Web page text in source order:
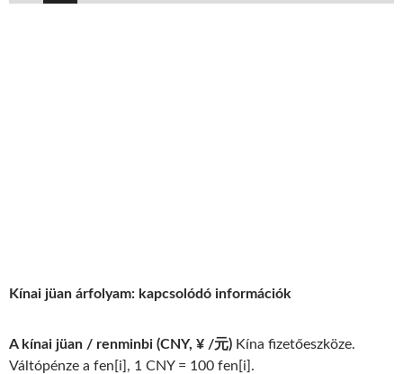
Kínai jüan árfolyam: kapcsolódó információk
A kínai jüan / renminbi (CNY, ¥ /元) Kína fizetőeszköze.
Váltópénze a fen[i], 1 CNY = 100 fen[i].